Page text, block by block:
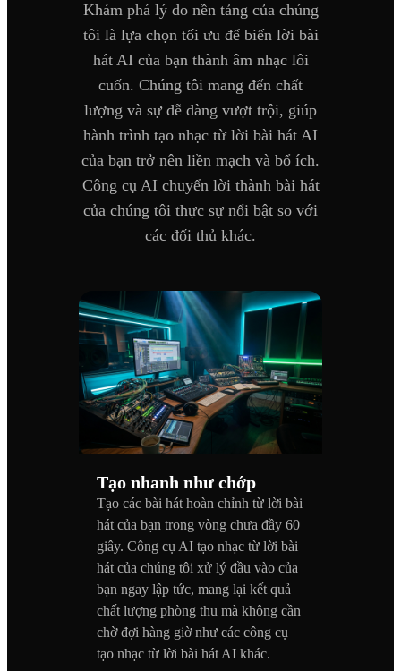
Khám phá lý do nền tảng của chúng
tôi là lựa chọn tối ưu để biến lời bài
hát AI của bạn thành âm nhạc lôi
cuốn. Chúng tôi mang đến chất
lượng và sự dễ dàng vượt trội, giúp
hành trình tạo nhạc từ lời bài hát AI
của bạn trở nên liền mạch và bổ ích.
Công cụ AI chuyển lời thành bài hát
của chúng tôi thực sự nổi bật so với
các đối thủ khác.
Tạo nhanh như chớp
Tạo các bài hát hoàn chỉnh từ lời bài
hát của bạn trong vòng chưa đầy 60
giây. Công cụ AI tạo nhạc từ lời bài
hát của chúng tôi xử lý đầu vào của
bạn ngay lập tức, mang lại kết quả
chất lượng phòng thu mà không cần
chờ đợi hàng giờ như các công cụ
tạo nhạc từ lời bài hát AI khác.